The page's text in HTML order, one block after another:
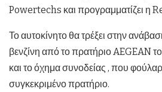
Powertechs και προγραμματίζει η
Το αυτοκίνητο θα τρέξει στην
βενζίνη από το πρατήριο AEGEAN
και το όχημα συνοδείας , που
συγκεκριμένο πρατήριο.